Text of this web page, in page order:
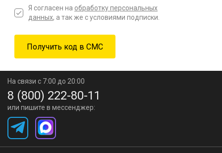
Я согласен на обработку персональных
данных, а так же с условиями подписки.
На связи с 7:00 до 20:00
8 (800) 222-80-11
или пишите в мессенджер: